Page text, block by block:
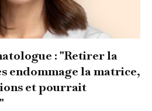
: "Retirer la
endommage la matrice,
et pourrait